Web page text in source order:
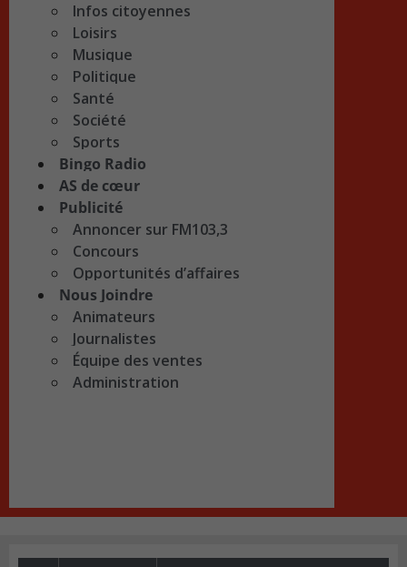
Infos citoyennes
Loisirs
Musique
Politique
Santé
Société
Sports
Bingo Radio
AS de cœur
Publicité
Annoncer sur FM103,3
Concours
Opportunités d’affaires
Nous Joindre
Animateurs
Journalistes
Équipe des ventes
Administration